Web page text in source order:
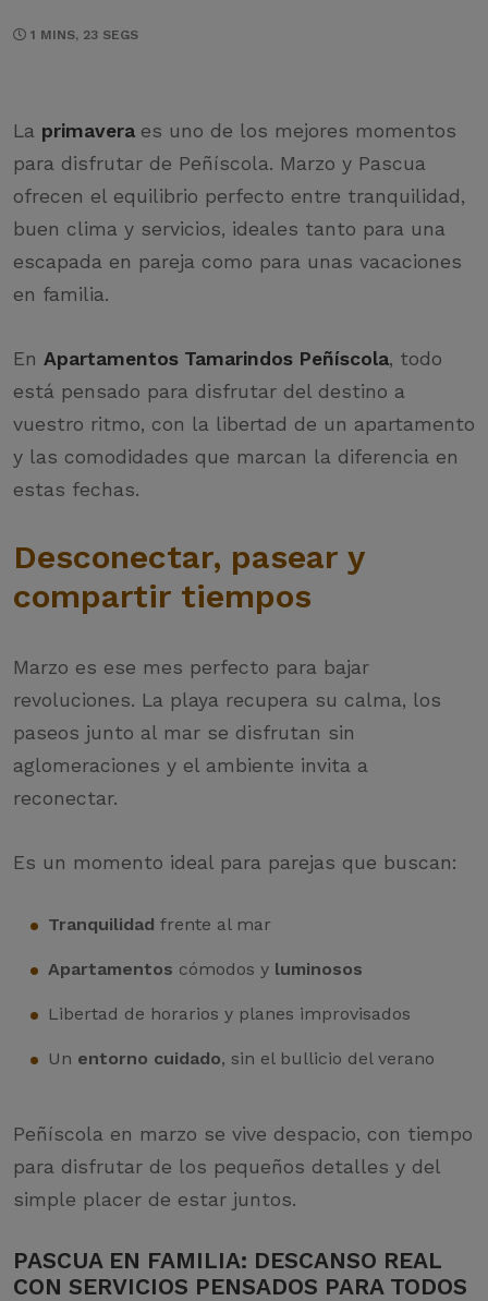
1 MINS, 23 SEGS
La primavera es uno de los mejores momentos
para disfrutar de Peñíscola. Marzo y Pascua
ofrecen el equilibrio perfecto entre tranquilidad,
buen clima y servicios, ideales tanto para una
escapada en pareja como para unas vacaciones
en familia.
En Apartamentos Tamarindos Peñíscola, todo
está pensado para disfrutar del destino a
vuestro ritmo, con la libertad de un apartamento
y las comodidades que marcan la diferencia en
estas fechas.
Desconectar, pasear y
compartir tiempos
Marzo es ese mes perfecto para bajar
revoluciones. La playa recupera su calma, los
paseos junto al mar se disfrutan sin
aglomeraciones y el ambiente invita a
reconectar.
Es un momento ideal para parejas que buscan:
Tranquilidad frente al mar
Apartamentos cómodos y luminosos
Libertad de horarios y planes improvisados
Un entorno cuidado, sin el bullicio del verano
Peñíscola en marzo se vive despacio, con tiempo
para disfrutar de los pequeños detalles y del
simple placer de estar juntos.
PASCUA EN FAMILIA: DESCANSO REAL
CON SERVICIOS PENSADOS PARA TODOS